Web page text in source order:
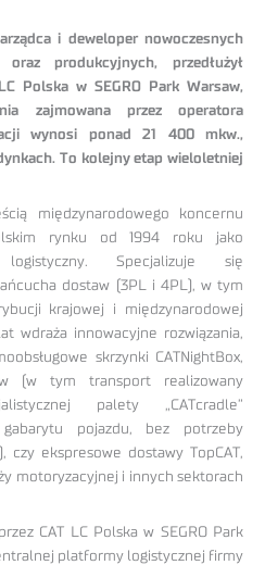
i deweloper nowoczesnych
oraz produkcyjnych, przedłużył
Polska w SEGRO Park Warsaw,
zajmowana przez operatora
wynosi ponad 21 400 mkw.,
To kolejny etap wieloletniej
międzynarodowego koncernu
rynku od 1994 roku jako
Specjalizuje się
dostaw (3PL i 4PL), w tym
krajowej i międzynarodowej
wdraża innowacyjne rozwiązania,
skrzynki CATNightBox,
(w tym transport realizowany
palety „CATcradle”
pojazdu, bez potrzeby
czy ekspresowe dostawy TopCAT,
motoryzacyjnej i innych sektorach
CAT LC Polska w SEGRO Park
platformy logistycznej firmy